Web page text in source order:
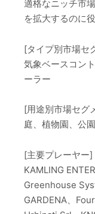
適格なニッチ市
を拡大するのに
[タイプ別市場セ
気象ベースコン
ーラー
[用途別市場セグ
庭、植物園、公
[主要プレーヤー]
KAMLING
Greenhouse
GARDENA、